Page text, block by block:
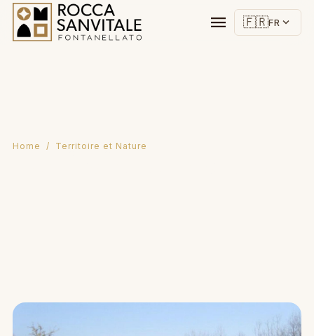
menu 🇫🇷FR expand_more
Home / Territoire et Nature